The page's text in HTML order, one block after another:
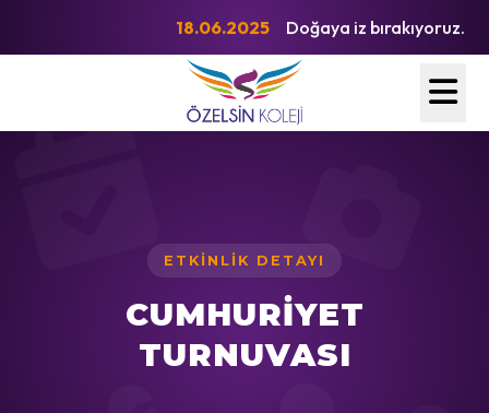
18.06.2025 Doğaya iz bırakıyoruz.
ETKINLIK DETAYI
CUMHURİYET
TURNUVASI